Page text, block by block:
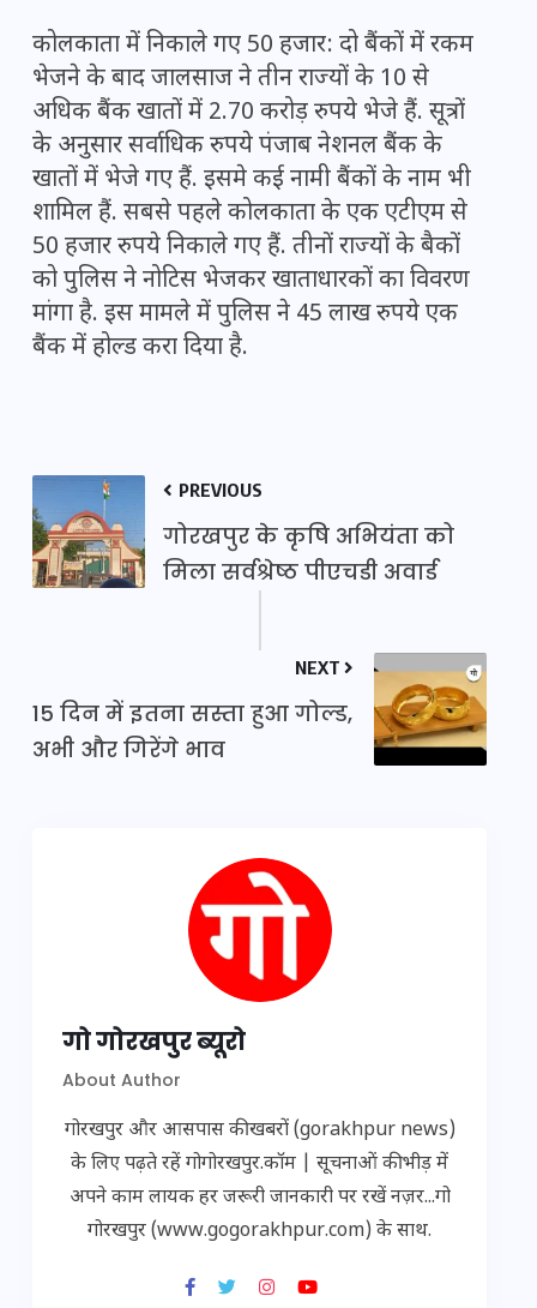
कोलकाता में निकाले गए 50 हजार: दो बैंकों में रकम
भेजने के बाद जालसाज ने तीन राज्यों के 10 से
अधिक बैंक खातों में 2.70 करोड़ रुपये भेजे हैं. सूत्रों
के अनुसार सर्वाधिक रुपये पंजाब नेशनल बैंक के
खातों में भेजे गए हैं. इसमे कई नामी बैंकों के नाम भी
शामिल हैं. सबसे पहले कोलकाता के एक एटीएम से
50 हजार रुपये निकाले गए हैं. तीनों राज्यों के बैकों
को पुलिस ने नोटिस भेजकर खाताधारकों का विवरण
मांगा है. इस मामले में पुलिस ने 45 लाख रुपये एक
बैंक में होल्ड करा दिया है.
PREVIOUS
गोरखपुर के कृषि अभियंता को
मिला सर्वश्रेष्ठ पीएचडी अवार्ड
NEXT
15 दिन में इतना सस्ता हुआ गोल्ड,
अभी और गिरेंगे भाव
गो गोरखपुर ब्यूरो
About Author
गोरखपुर और आसपास की खबरों (gorakhpur news)
के लिए पढ़ते रहें गोगोरखपुर.कॉम | सूचनाओं की भीड़ में
अपने काम लायक हर जरूरी जानकारी पर रखें नज़र...गो
गोरखपुर (www.gogorakhpur.com) के साथ.